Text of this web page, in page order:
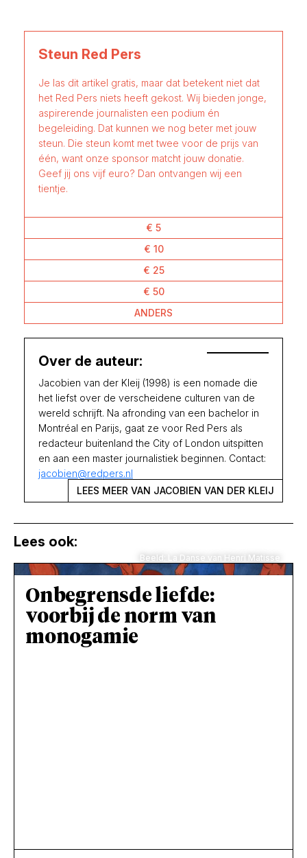
Steun Red Pers
Je las dit artikel gratis, maar dat betekent niet dat
het Red Pers niets heeft gekost. Wij bieden jonge,
aspirerende journalisten een podium én
begeleiding. Dat kunnen we nog beter met jouw
steun. Die steun komt met twee voor de prijs van
één, want onze sponsor matcht jouw donatie.
Geef jij ons vijf euro? Dan ontvangen wij een
tientje.
€ 5
€ 10
€ 25
€ 50
ANDERS
Over de auteur:
Jacobien van der Kleij (1998) is een nomade die
het liefst over de verscheidene culturen van de
wereld schrijft. Na afronding van een bachelor in
Montréal en Parijs, gaat ze voor Red Pers als
redacteur buitenland the City of London uitspitten
en aan een master journalistiek beginnen. Contact:
jacobien@redpers.nl
LEES MEER VAN JACOBIEN VAN DER KLEIJ
Lees ook:
Beeld: La Danse van Henri Matisse
Onbegrensde liefde:
voorbij de norm van
monogamie